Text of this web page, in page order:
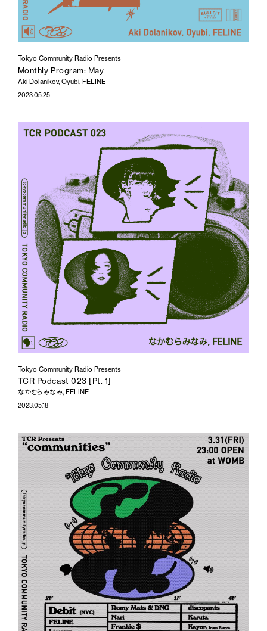
Tokyo Community Radio Presents
Monthly Program: May
Aki Dolanikov, Oyubi, FELINE
2023.05.25
Tokyo Community Radio Presents
TCR Podcast 023 [Pt. 1]
なかむらみなみ, FELINE
2023.05.18